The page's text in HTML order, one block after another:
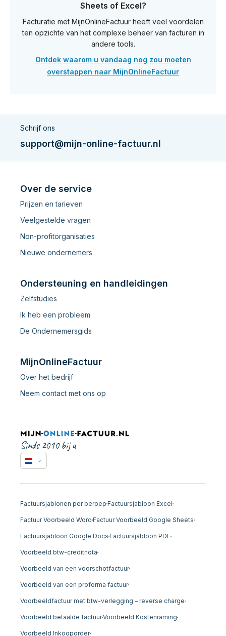
Sheets of Excel?
Facturatie met MijnOnlineFactuur heeft veel voordelen
ten opzichte van het complexe beheer van facturen in
andere tools.
Ontdek waarom u vandaag nog zou moeten
overstappen naar MijnOnlineFactuur
Schrijf ons
support@mijn-online-factuur.nl
Over de service
Prijzen en tarieven
Veelgestelde vragen
Non-profitorganisaties
Nieuwe ondernemers
Ondersteuning en handleidingen
Zelfstudies
Ik heb een probleem
De Ondernemersgids
MijnOnlineFactuur
Over het bedrijf
Neem contact met ons op
Sinds 2010 bij u
Factuursjablonen per beroepFactuursjabloon Excel
Factuur Voorbeeld WordFactuur Voorbeeld Google Sheets
Factuursjabloon Google DocsFactuursjabloon PDF
Voorbeeld btw-creditnota
Voorbeeld van een voorschotfactuur
Voorbeeld van een proforma factuur
Voorbeeldfactuur met btw-verlegging – reverse charge
Voorbeeld betaalde factuurVoorbeeld Kostenraming
Voorbeeld Inkooporder